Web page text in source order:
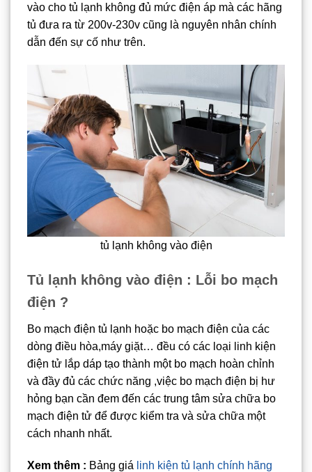
vào cho tủ lạnh không đủ mức điện áp mà các hãng
tủ đưa ra từ 200v-230v cũng là nguyên nhân chính
dẫn đến sự cố như trên.
tủ lạnh không vào điện
Tủ lạnh không vào điện : Lỗi bo mạch
điện ?
Bo mạch điện tủ lạnh hoặc bo mạch điện của các
dòng điều hòa,máy giặt… đều có các loại linh kiện
điện tử lắp dáp tạo thành một bo mạch hoàn chỉnh
và đầy đủ các chức năng ,việc bo mạch điện bị hư
hỏng bạn cần đem đến các trung tâm sửa chữa bo
mạch điện tử để được kiểm tra và sửa chữa một
cách nhanh nhất.
Xem thêm : Bảng giá linh kiện tủ lạnh chính hãng